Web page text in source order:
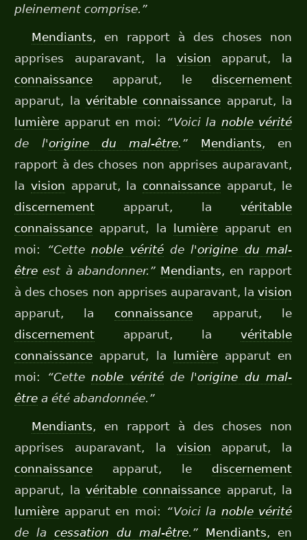
pleinement comprise.”
Mendiants, en rapport à des choses non
apprises auparavant, la vision apparut, la
connaissance apparut, le discernement
apparut, lavéritable connaissance apparut, la
lumière apparut en moi: “Voici la noble vérité
de l'origine du mal-être.” Mendiants, en
rapport à des choses non apprises auparavant,
la vision apparut, la connaissanceapparut, le
discernement apparut, lavéritable
connaissance apparut, la lumièreapparut en
moi:
“Cettenoble véritéde l'origine du mal-
être est à abandonner.” Mendiants, en rapport
à des choses non apprises auparavant, lavision
apparut, la connaissanceapparut, le
discernement apparut, lavéritable
connaissance apparut, la lumièreapparut en
moi:
“Cettenoble véritéde l'origine du mal-
être a été abandonnée.”
Mendiants, en rapport à des choses non
apprises auparavant, la vision apparut, la
connaissance apparut, le discernement
apparut, lavéritable connaissance apparut, la
lumière apparut en moi: “Voici la noble vérité
de lacessation du mal-être.” Mendiants, en